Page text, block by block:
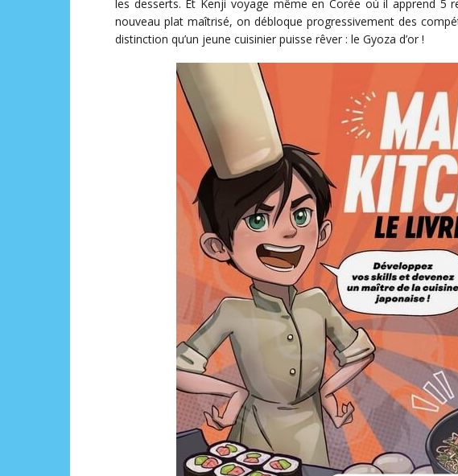
les desserts. Et Kenji voyage même en Corée où il apprend 5
nouveau plat maîtrisé, on débloque progressivement des
distinction qu’un jeune cuisinier puisse rêver : le Gyoza d’or !